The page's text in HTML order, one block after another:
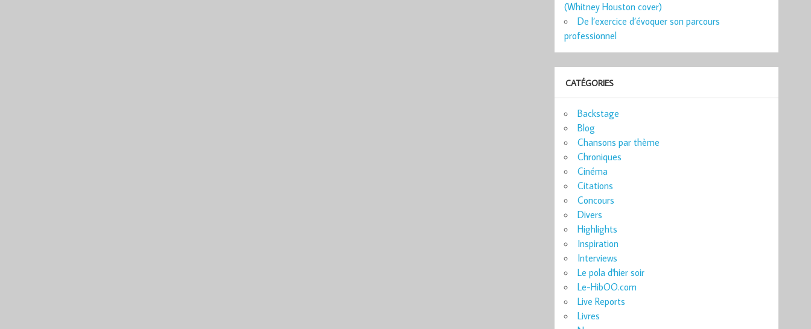
(Whitney Houston cover)
De l’exercice d’évoquer son parcours
professionnel
CATÉGORIES
Backstage
Blog
Chansons par thème
Chroniques
Cinéma
Citations
Concours
Divers
Highlights
Inspiration
Interviews
Le pola d'hier soir
Le-HibOO.com
Live Reports
Livres